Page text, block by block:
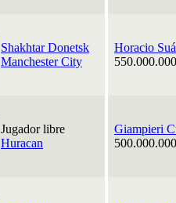
Shakhtar Donetsk
Manchester City
Horacio
Jugador libre
Huracan
Giampieri